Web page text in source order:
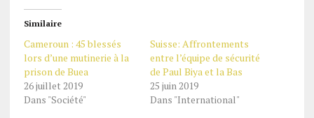
Similaire
Cameroun : 45 blessés
lors d’une mutinerie à la
prison de Buea
26 juillet 2019
Dans "Société"
Suisse: Affrontements
entre l’équipe de sécurité
de Paul Biya et la Bas
25 juin 2019
Dans "International"